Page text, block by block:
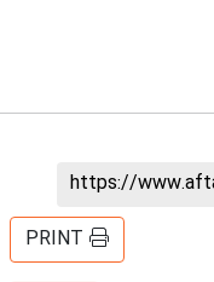
https://
PRINT